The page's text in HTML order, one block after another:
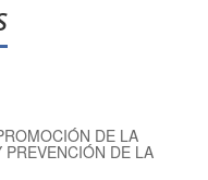
DE LA
DE LA